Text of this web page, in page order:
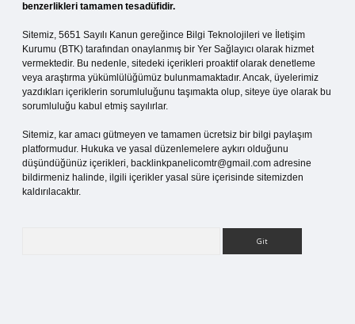
benzerlikleri tamamen tesadüfidir.
Sitemiz, 5651 Sayılı Kanun gereğince Bilgi Teknolojileri ve İletişim
Kurumu (BTK) tarafından onaylanmış bir Yer Sağlayıcı olarak hizmet
vermektedir. Bu nedenle, sitedeki içerikleri proaktif olarak denetleme
veya araştırma yükümlülüğümüz bulunmamaktadır. Ancak, üyelerimiz
yazdıkları içeriklerin sorumluluğunu taşımakta olup, siteye üye olarak bu
sorumluluğu kabul etmiş sayılırlar.
Sitemiz, kar amacı gütmeyen ve tamamen ücretsiz bir bilgi paylaşım
platformudur. Hukuka ve yasal düzenlemelere aykırı olduğunu
düşündüğünüz içerikleri, backlinkpanelicomtr@gmail.com adresine
bildirmeniz halinde, ilgili içerikler yasal süre içerisinde sitemizden
kaldırılacaktır.